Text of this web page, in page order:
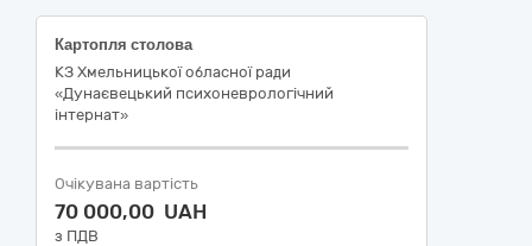
Картопля столова
КЗ Хмельницької обласної ради
«Дунаєвецький психоневрологічний
інтернат»
Очікувана вартість
70 000,00 UAH
з ПДВ